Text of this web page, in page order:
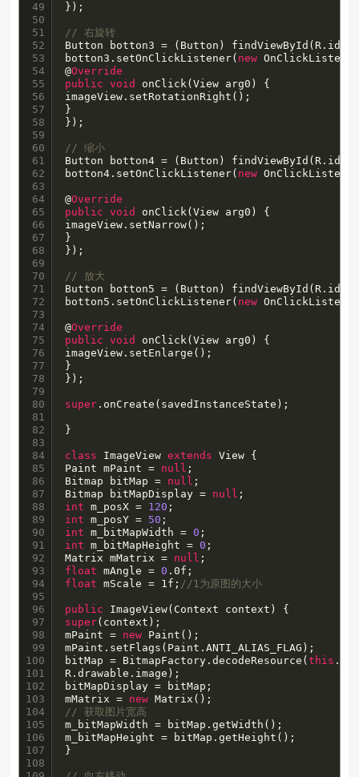
49
50
51
52
53
54
55
56
57
58
59
60
61
62
63
64
65
66
67
68
69
70
71
72
73
74
75
76
77
78
79
80
81
82
83
84
85
86
87
88
89
90
91
92
93
94
95
96
97
98
99
100
101
102
103
104
105
106
107
108
});
// 右旋转
Button botton3 = (Button)
botton3.setOnClickListener( new
@Override
public
void
onClick(View arg0) {
imageView.setRotationRight();
}
});
// 缩小
Button botton4 = (Button)
botton4.setOnClickListener( new
@Override
public
void
onClick(View arg0) {
imageView.setNarrow();
}
});
// 放大
Button botton5 = (Button)
botton5.setOnClickListener( new
@Override
public
void
onClick(View arg0) {
imageView.setEnlarge();
}
});
super .onCreate(savedInstanceState);
}
class ImageView extends View {
Paint mPaint = null ;
Bitmap bitMap = null ;
Bitmap bitMapDisplay = null
int m_posX = 120
int m_posY = 50
int m_bitMapWidth = 0
int m_bitMapHeight = 0 ;
Matrix mMatrix = null
float mAngle = 0
float mScale = 1f; //1为原图的大小
public
super(context);
mPaint = new Paint();
mPaint.setFlags(Paint.ANTI_ALIAS_FLAG);
bitMap = BitmapFactory.decodeResource(this
R.drawable.image);
bitMapDisplay = bitMap;
mMatrix = new
// 获取图片宽高
m_bitMapWidth = bitMap.getWidth();
m_bitMapHeight = bitMap.getHeight();
}